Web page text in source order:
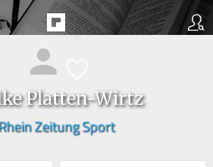
Platten-Wirtz
Zeitung Sport